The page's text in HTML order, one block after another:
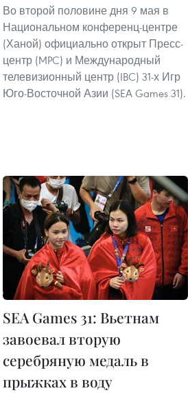
Во второй половине дня 9 мая в
Национальном конференц-центре
(Ханой) официально открыт Пресс-
центр (MPC) и Международный
телевизионный центр (IBC) 31-х Игр
Юго-Восточной Азии (SEA Games 31).
SEA Games 31: Вьетнам
завоевал вторую
серебряную медаль в
прыжках в воду